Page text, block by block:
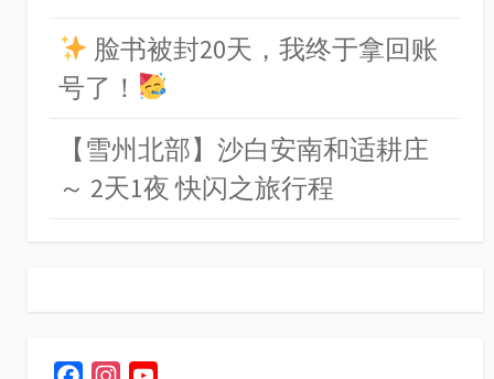
脸书被封20天，我终于拿回账
号了！
【雪州北部】沙白安南和适耕庄
～ 2天1夜 快闪之旅行程